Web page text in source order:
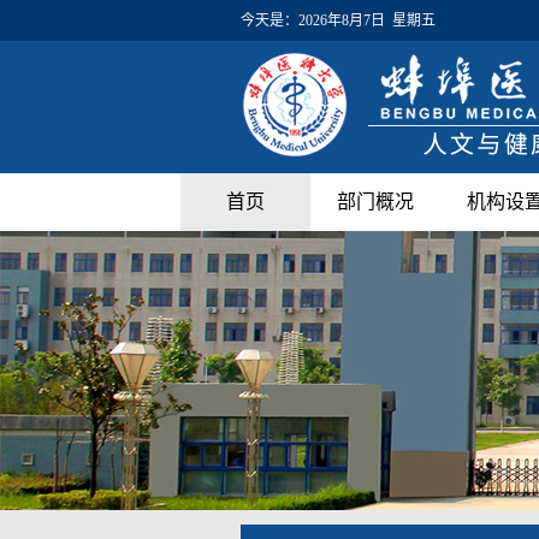
今天是： 2026年8月7日 星期五
首页 部门概况 机构设